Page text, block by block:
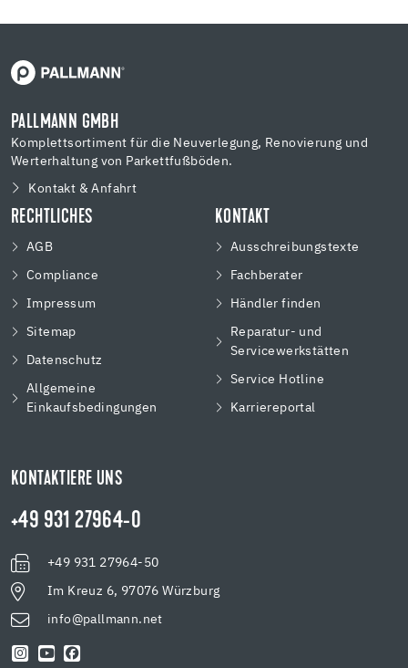
PALLMANN GMBH
Komplettsortiment für die Neuverlegung, Renovierung und
Werterhaltung von Parkettfußböden.
Kontakt & Anfahrt
RECHTLICHES
AGB
Compliance
Impressum
Sitemap
Datenschutz
Allgemeine
Einkaufsbedingungen
KONTAKT
Ausschreibungstexte
Fachberater
Händler finden
Reparatur- und
Servicewerkstätten
Service Hotline
Karriereportal
KONTAKTIERE UNS
+49 931 27964-0
+49 931 27964-50
Im Kreuz 6, 97076 Würzburg
info@pallmann.net